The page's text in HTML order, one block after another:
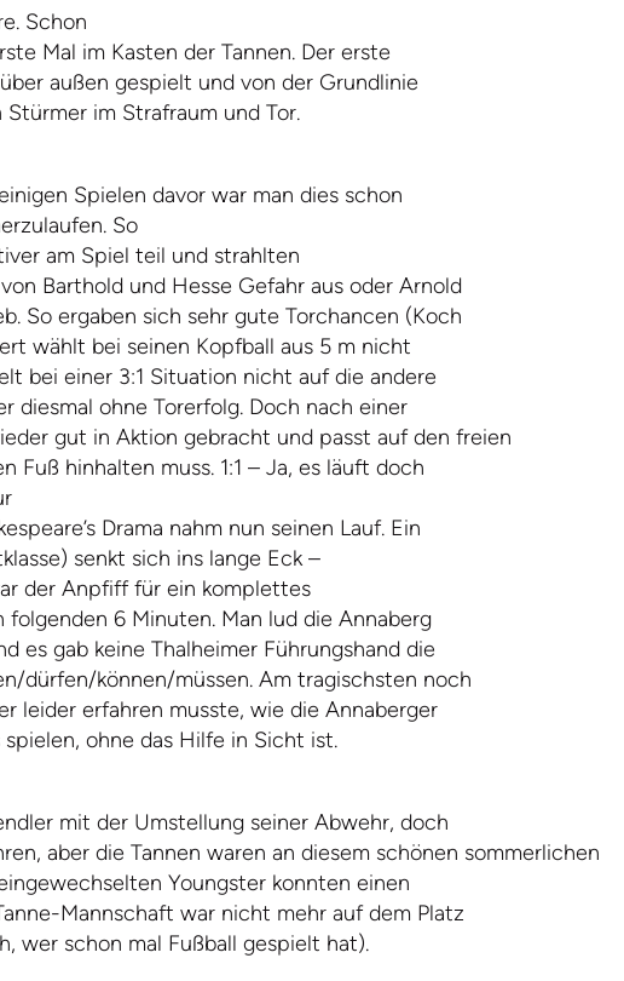
Schon
Mal im Kasten der Tannen. Der erste
außen gespielt und von der Grundlinie
im Strafraum und Tor.
Spielen davor war man dies schon
So
am Spiel teil und strahlten
Barthold und Hesse Gefahr aus oder Arnold
So ergaben sich sehr gute Torchancen (Koch
wählt bei seinen Kopfball aus 5 m nicht
bei einer 3:1 Situation nicht auf die andere
diesmal ohne Torerfolg. Doch nach einer
gut in Aktion gebracht und passt auf den freien
Fuß hinhalten muss. 1:1 – Ja, es läuft doch
Drama nahm nun seinen Lauf. Ein
senkt sich ins lange Eck –
der Anpfiff für ein komplettes
6 Minuten. Man lud die Annaberg
es gab keine Thalheimer Führungshand die
dürfen/können/müssen. Am tragischsten noch
leider erfahren musste, wie die Annaberger
ohne das Hilfe in Sicht ist.
mit der Umstellung seiner Abwehr, doch
aber die Tannen waren an diesem schönen sommerlichen
Youngster konnten einen
Mannschaft war nicht mehr auf dem Platz
wer schon mal Fußball gespielt hat).